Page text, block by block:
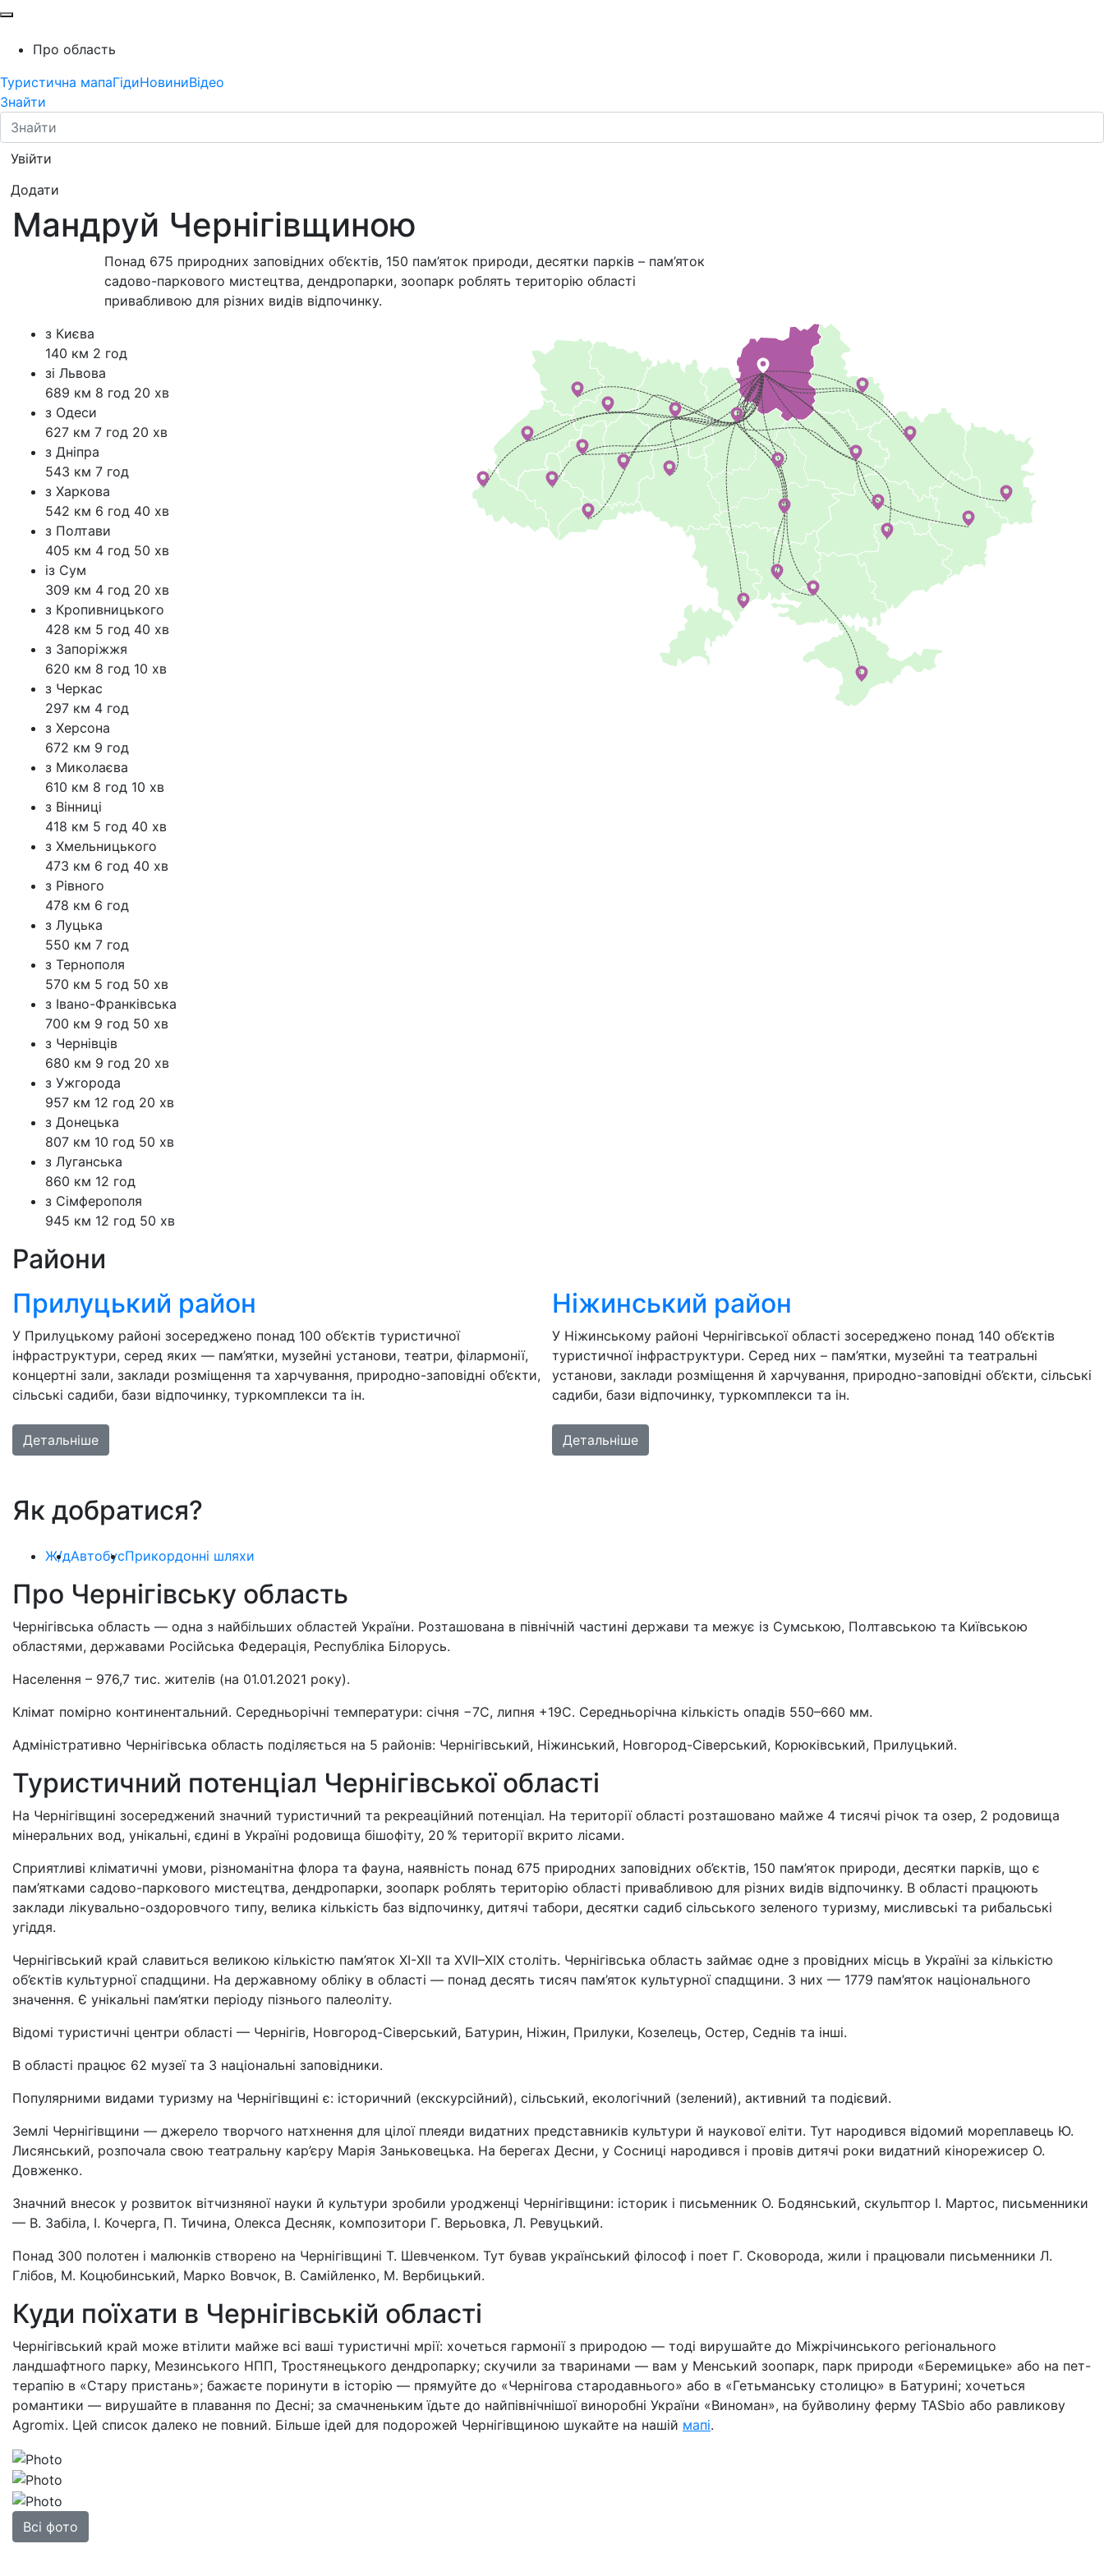
Про область
Туристична мапаГідиНовиниВідео
Знайти
Увійти
Додати
Мандруй Чернігівщиною
Понад 675 природних заповідних об’єктів, 150 пам’яток природи, десятки парків – пам’яток
садово-паркового мистецтва, дендропарки, зоопарк роблять територію області
привабливою для різних видів відпочинку.
з Києва
140 км 2 год
зі Львова
689 км 8 год 20 хв
з Одеси
627 км 7 год 20 хв
з Дніпра
543 км 7 год
з Харкова
542 км 6 год 40 хв
з Полтави
405 км 4 год 50 хв
із Сум
309 км 4 год 20 хв
з Кропивницького
428 км 5 год 40 хв
з Запоріжжя
620 км 8 год 10 хв
з Черкас
297 км 4 год
з Херсона
672 км 9 год
з Миколаєва
610 км 8 год 10 хв
з Вінниці
418 км 5 год 40 хв
з Хмельницького
473 км 6 год 40 хв
з Рівного
478 км 6 год
з Луцька
550 км 7 год
з Тернополя
570 км 5 год 50 хв
з Івано-Франківська
700 км 9 год 50 хв
з Чернівців
680 км 9 год 20 хв
з Ужгорода
957 км 12 год 20 хв
з Донецька
807 км 10 год 50 хв
з Луганська
860 км 12 год
з Сімферополя
945 км 12 год 50 хв
Райони
туристичної
театри, філармонії,
заповідні об’єкти,
Ніжинський район
У Ніжинському районі Чернігівської області зосереджено понад 140 об’єктів
туристичної інфраструктури. Серед них – пам’ятки, музейні та театральні
установи, заклади розміщення й харчування, природно-заповідні об’єкти, сільські
садиби, бази відпочинку, туркомплекси та ін.
Корюківський район
На території Корюківського району зосереджено 32
інфраструктури, серед яких — пам’ятки, музейні
харчування, природно-заповідні об’єкти, сільські
туркомплекси та ін.
Як добратися?
Ж/дАвтобусПрикордонні шляхи
Про Чернігівську область
Чернігівська область — одна з найбільших областей України. Розташована в північній частині держави та межує із Сумською, Полтавською та Київською
областями, державами Російська Федерація, Республіка Білорусь.
Населення – 976,7 тис. жителів (на 01.01.2021 року).
Клімат помірно континентальний. Середньорічні температури: січня −7С, липня +19С. Середньорічна кількість опадів 550–660 мм.
Адміністративно Чернігівська область поділяється на 5 районів: Чернігівський, Ніжинський, Новгород-Сіверський, Корюківський, Прилуцький.
Туристичний потенціал Чернігівської області
На Чернігівщині зосереджений значний туристичний та рекреаційний потенціал. На території області розташовано майже 4 тисячі річок та озер, 2 родовища
мінеральних вод, унікальні, єдині в Україні родовища бішофіту, 20 % території вкрито лісами.
Сприятливі кліматичні умови, різноманітна флора та фауна, наявність понад 675 природних заповідних об’єктів, 150 пам’яток природи, десятки парків, що є
пам’ятками садово-паркового мистецтва, дендропарки, зоопарк роблять територію області привабливою для різних видів відпочинку. В області працюють
заклади лікувально-оздоровчого типу, велика кількість баз відпочинку, дитячі табори, десятки садиб сільського зеленого туризму, мисливські та рибальські
угіддя.
Чернігівський край славиться великою кількістю пам’яток ХI-ХII та XVII–XIX століть. Чернігівська область займає одне з провідних місць в Україні за кількістю
об’єктів культурної спадщини. На державному обліку в області — понад десять тисяч пам’яток культурної спадщини. З них — 1779 пам’яток національного
значення. Є унікальні пам’ятки періоду пізнього палеоліту.
Відомі туристичні центри області — Чернігів, Новгород-Сіверський, Батурин, Ніжин, Прилуки, Козелець, Остер, Седнів та інші.
В області працює 62 музеї та 3 національні заповідники.
Популярними видами туризму на Чернігівщині є: історичний (екскурсійний), сільський, екологічний (зелений), активний та подієвий.
Землі Чернігівщини — джерело творчого натхнення для цілої плеяди видатних представників культури й наукової еліти. Тут народився відомий мореплавець Ю.
Лисянський, розпочала свою театральну кар’єру Марія Заньковецька. На берегах Десни, у Сосниці народився і провів дитячі роки видатний кінорежисер О.
Довженко.
Значний внесок у розвиток вітчизняної науки й культури зробили уродженці Чернігівщини: історик і письменник О. Бодянський, скульптор І. Мартос, письменники
— В. Забіла, І. Кочерга, П. Тичина, Олекса Десняк, композитори Г. Верьовка, Л. Ревуцький.
Понад 300 полотен і малюнків створено на Чернігівщині Т. Шевченком. Тут бував український філософ і поет Г. Сковорода, жили і працювали письменники Л.
Глібов, М. Коцюбинський, Марко Вовчок, В. Cамійленко, М. Вербицький.
Куди поїхати в Чернігівській області
Чернігівський край може втілити майже всі ваші туристичні мрії: хочеться гармонії з природою — тоді вирушайте до Міжрічинського регіонального
ландшафтного парку, Мезинського НПП, Тростянецького дендропарку; скучили за тваринами — вам у Менський зоопарк, парк природи «Беремицьке» або на пет-
терапію в «Стару пристань»; бажаєте поринути в історію — прямуйте до «Чернігова стародавнього» або в «Гетьманську столицю» в Батурині; хочеться
романтики — вирушайте в плавання по Десні; за смачненьким їдьте до найпівнічнішої виноробні України «Виноман», на буйволину ферму TASbio або равликову
Agromix. Цей список далеко не повний. Більше ідей для подорожей Чернігівщиною шукайте на нашій мапі.
Всі фото